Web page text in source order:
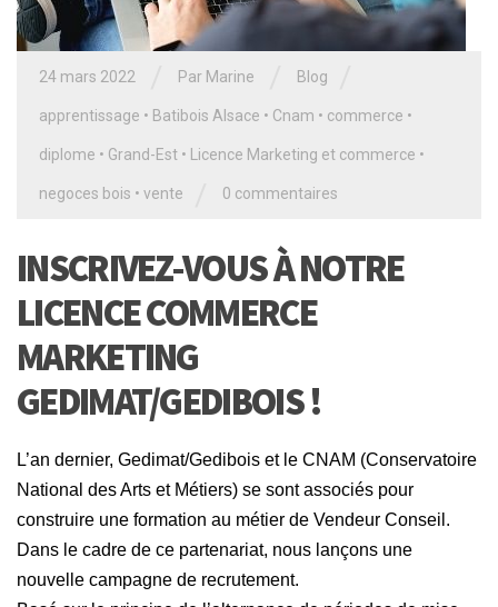
24 mars 2022 Par Marine Blog
apprentissage • Batibois Alsace • Cnam • commerce •
diplome • Grand-Est • Licence Marketing et commerce •
negoces bois • vente 0 commentaires
INSCRIVEZ-VOUS À NOTRE
LICENCE COMMERCE
MARKETING
GEDIMAT/GEDIBOIS !
L’an dernier, Gedimat/Gedibois et le CNAM (Conservatoire
National des Arts et Métiers) se sont associés pour
construire une formation au métier de Vendeur Conseil.
Dans le cadre de ce partenariat, nous lançons une
nouvelle campagne de recrutement.